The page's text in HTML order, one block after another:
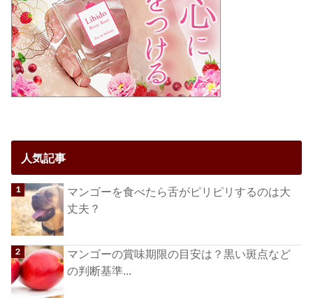
人気記事
マンゴーを食べたら舌がピリピリするのは大
丈夫？
マンゴーの賞味期限の目安は？黒い斑点など
の判断基準...